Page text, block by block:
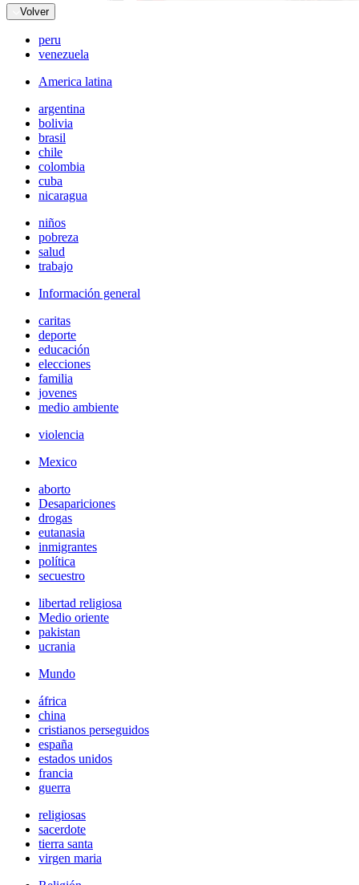
Volver
peru
venezuela
America latina
argentina
bolivia
brasil
chile
colombia
cuba
nicaragua
niños
pobreza
salud
trabajo
Información general
caritas
deporte
educación
elecciones
familia
jovenes
medio ambiente
violencia
Mexico
aborto
Desapariciones
drogas
eutanasia
inmigrantes
política
secuestro
libertad religiosa
Medio oriente
pakistan
ucrania
Mundo
áfrica
china
cristianos perseguidos
españa
estados unidos
francia
guerra
religiosas
sacerdote
tierra santa
virgen maria